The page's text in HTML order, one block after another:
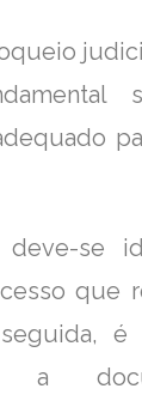
deve-se
que
é